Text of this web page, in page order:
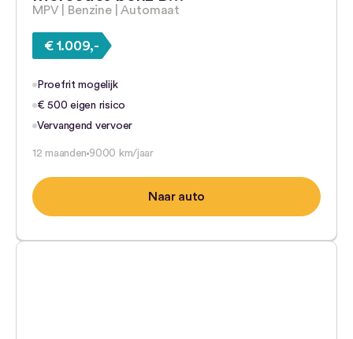
MPV | Benzine | Automaat
€ 1.009,-
Proefrit mogelijk
€ 500 eigen risico
Vervangend vervoer
12 maanden 9000 km/jaar
Naar auto